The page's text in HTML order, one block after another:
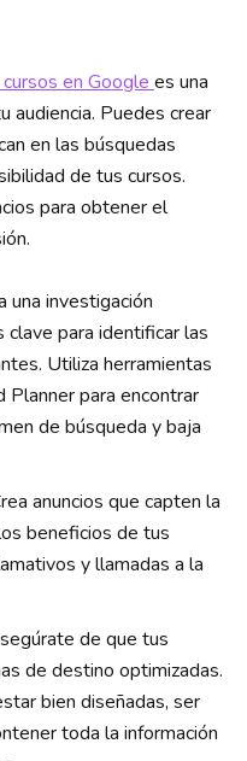
en Google es una
audiencia. Puedes crear
en las búsquedas
de tus cursos.
para obtener el
una investigación
para identificar las
Utiliza herramientas
para encontrar
de búsqueda y baja
anuncios que capten la
beneficios de tus
y llamadas a la
de que tus
de destino optimizadas.
bien diseñadas, ser
toda la información